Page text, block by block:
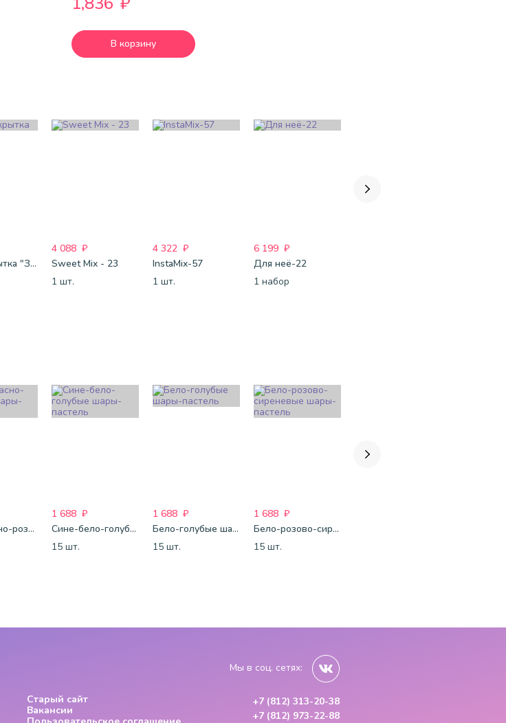
В корзину
Шар-открытка "Звезда" (45 см) - 1
4 088 ₽
Sweet Mix - 23
1 шт.
4 322 ₽
InstaMix-57
1 шт.
6 199 ₽
Для неё-22
1 набор
Бело-красно-розовые шары-пастель
1 688 ₽
Сине-бело-голубые шары-пастель
15 шт.
1 688 ₽
Бело-голубые шары-пастель
15 шт.
1 688 ₽
Бело-розово-сиреневые шары-пастель
15 шт.
Старый сайт
Вакансии
Мы в соц. сетях:
+7 (812) 313-20-38
+7 (812) 973-22-88